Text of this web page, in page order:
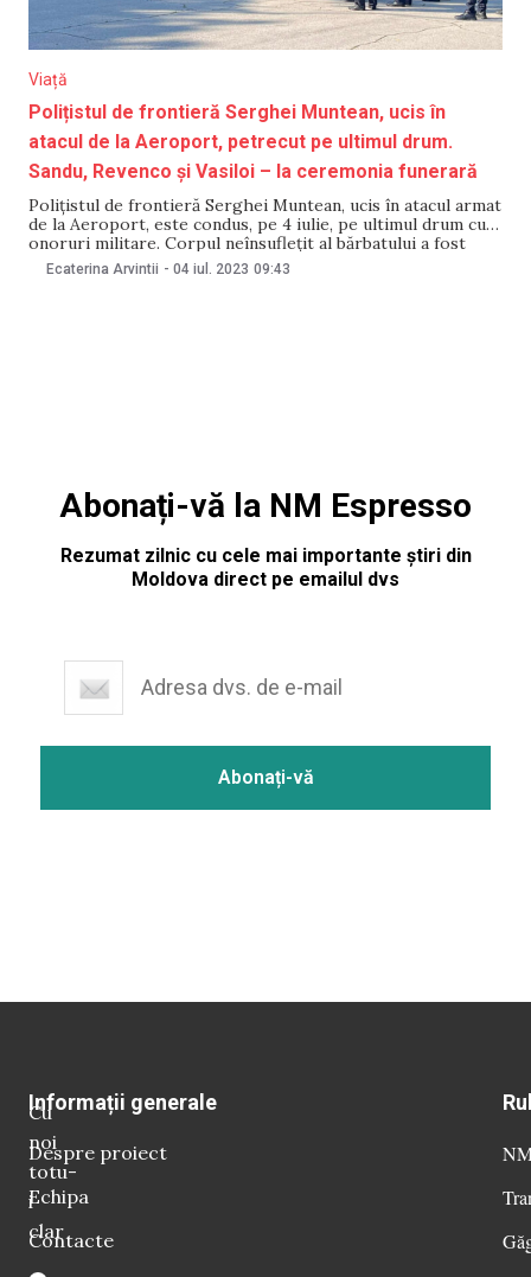
Viață
Polițistul de frontieră Serghei Muntean, ucis în
atacul de la Aeroport, petrecut pe ultimul drum.
Sandu, Revenco și Vasiloi – la ceremonia funerară
Polițistul de frontieră Serghei Muntean, ucis în atacul armat
de la Aeroport, este condus, pe 4 iulie, pe ultimul drum cu
onoruri militare. Corpul neînsuflețit al bărbatului a fost
adus la sediul Inspectoratului General al Poliției de
Ecaterina Arvintii - 04 iul. 2023 09:43
Abonați-vă la NM Espresso
Rezumat zilnic cu cele mai importante știri din
Moldova direct pe emailul dvs
Cu
noi
totu-
i
clar
Informații generale
Despre proiect
Echipa
Contacte